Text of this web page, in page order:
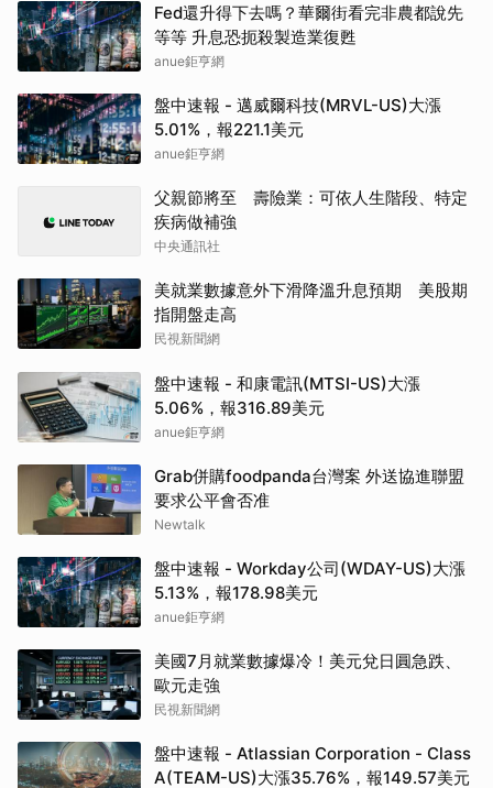
Fed還升得下去嗎？華爾街看完非農都說先
等等 升息恐扼殺製造業復甦
anue鉅亨網
盤中速報 - 邁威爾科技(MRVL-US)大漲
5.01%，報221.1美元
anue鉅亨網
父親節將至 壽險業：可依人生階段、特定
疾病做補強
中央通訊社
美就業數據意外下滑降溫升息預期 美股期
指開盤走高
民視新聞網
盤中速報 - 和康電訊(MTSI-US)大漲
5.06%，報316.89美元
anue鉅亨網
Grab併購foodpanda台灣案 外送協進聯盟
要求公平會否准
Newtalk
盤中速報 - Workday公司(WDAY-US)大漲
5.13%，報178.98美元
anue鉅亨網
美國7月就業數據爆冷！美元兌日圓急跌、
歐元走強
民視新聞網
盤中速報 - Atlassian Corporation - Class
A(TEAM-US)大漲35.76%，報149.57美元